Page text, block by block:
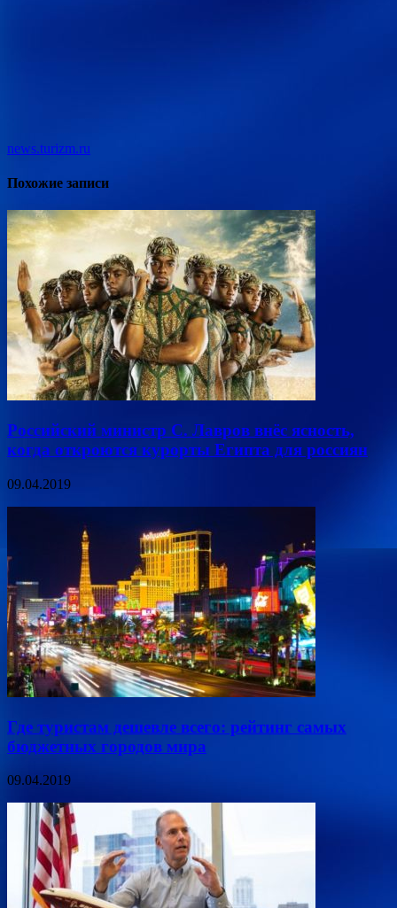
news.turizm.ru
Похожие записи
Российский министр С. Лавров внёс ясность,
когда откроются курорты Египта для россиян
09.04.2019
Где туристам дешевле всего: рейтинг самых
бюджетных городов мира
09.04.2019